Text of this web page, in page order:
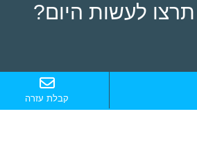
לעשות היום?
קבלת עזרה